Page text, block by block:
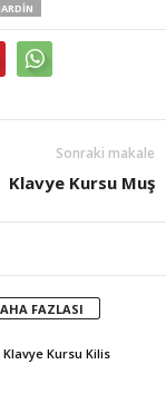
Sonraki makale
Klavye Kursu Muş
FAZLASI
Klavye Kursu Kilis